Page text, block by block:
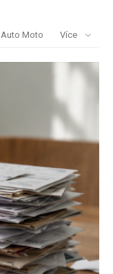
Auto Moto Více